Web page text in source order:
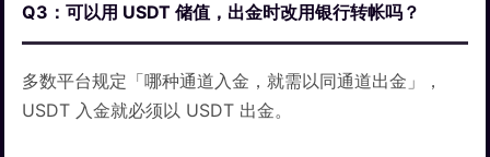
Q3：可以用 USDT 储值，出金时改用银行转帐吗？
多数平台规定「哪种通道入金，就需以同通道出金」，
USDT 入金就必须以 USDT 出金。